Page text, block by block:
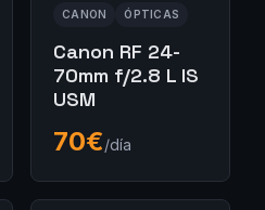
CANON ÓPTICAS
Canon RF 24-
70mm f/2.8 L IS
USM
70€/día